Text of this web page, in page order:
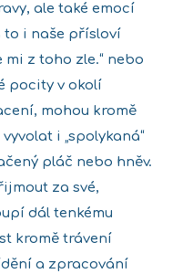
ale také emocí
to i naše přísloví
mi z toho zle.“ nebo
pocity v okolí
mohou kromě
i „spolykaná“
pláč nebo hněv.
za své,
dál tenkému
kromě trávení
a zpracování